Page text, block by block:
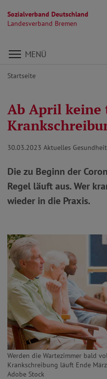
Sozialverband Deutschland
Landesverband Bremen
Direkt zu den Inhalten
MENÜ
Startseite
Ab April keine
30.03.2023 Aktuelles Gesundheit
Die zu Beginn der
Regel läuft aus. Wer
wieder in die Praxis.
Werden die Wartezimmer bald
Krankschreibung läuft Ende
Adobe Stock